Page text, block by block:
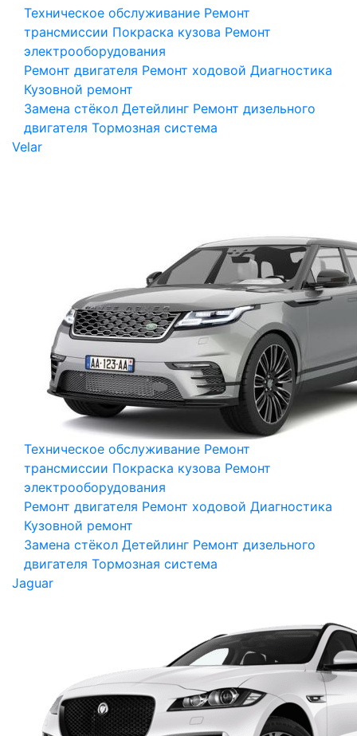
Техническое обслуживание Ремонт
трансмиссии Покраска кузова Ремонт
электрооборудования
Ремонт двигателя Ремонт ходовой Диагностика
Кузовной ремонт
Замена стёкол Детейлинг Ремонт дизельного
двигателя Тормозная система
Velar
Техническое обслуживание Ремонт
трансмиссии Покраска кузова Ремонт
электрооборудования
Ремонт двигателя Ремонт ходовой Диагностика
Кузовной ремонт
Замена стёкол Детейлинг Ремонт дизельного
двигателя Тормозная система
Jaguar